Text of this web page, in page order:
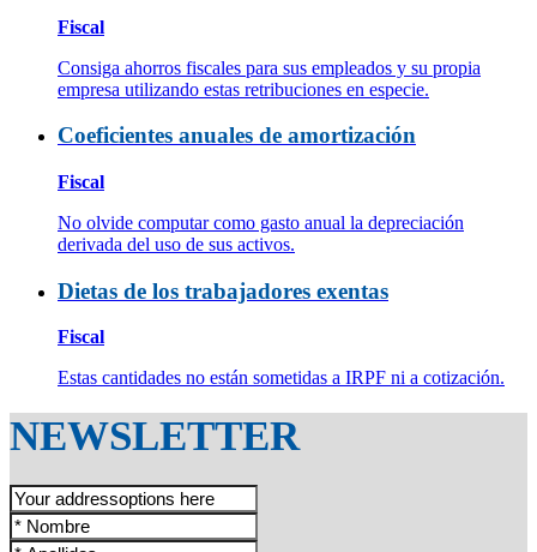
Fiscal
Consiga ahorros fiscales para sus empleados y su propia
empresa utilizando estas retribuciones en especie.
Coeficientes anuales de amortización
Fiscal
No olvide computar como gasto anual la depreciación
derivada del uso de sus activos.
Dietas de los trabajadores exentas
Fiscal
Estas cantidades no están sometidas a IRPF ni a cotización.
NEWSLETTER